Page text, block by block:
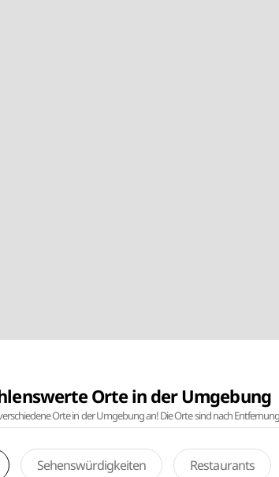
Orte in der Umgebung
Orte in der Umgebung an! Die Orte sind nach
Sehenswürdigkeiten Restaurants